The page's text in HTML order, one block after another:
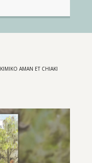
KIMIKO AMAN ET CHIAKI